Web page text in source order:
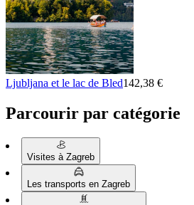
Ljubljana et le lac de Bled142,38 €
Parcourir par catégorie
Visites à Zagreb
Les transports en Zagreb